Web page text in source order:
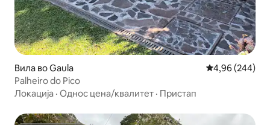
Вила во Gaula Просечна
4,96 (244)
Palheiro do Pico
Локација · Однос цена/квалитет · Пристап